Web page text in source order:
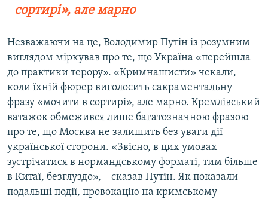
сортирі», але марно
Незважаючи на це, Володимир Путін із розумним
виглядом міркував про те, що Україна «перейшла
до практики терору». «Кримнашисти» чекали,
коли їхній фюрер виголосить сакраментальну
фразу «мочити в сортирі», але марно. Кремлівський
ватажок обмежився лише багатозначною фразою
про те, що Москва не залишить без уваги дії
української сторони. «Звісно, в цих умовах
зустрічатися в нормандському форматі, тим більше
в Китаї, безглуздо», ‒ сказав Путін. Як показали
подальші події, провокацію на кримському